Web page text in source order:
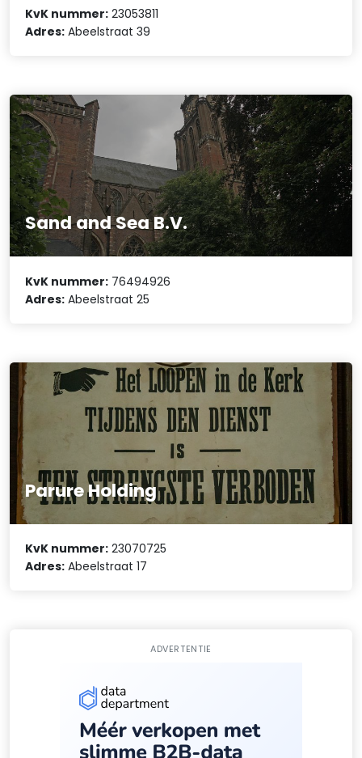
KvK nummer: 23053811
Adres: Abeelstraat 39
Sand and Sea B.V.
KvK nummer: 76494926
Adres: Abeelstraat 25
Parure Holding
KvK nummer: 23070725
Adres: Abeelstraat 17
ADVERTENTIE